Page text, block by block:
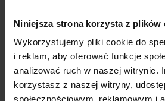
Niniejsza strona korzysta z plików
Wykorzystujemy pliki cookie do
i reklam, aby oferować funkcje
analizować ruch w naszej witrynie.
korzystasz z naszej witryny,
społecznościowym, reklamowym i